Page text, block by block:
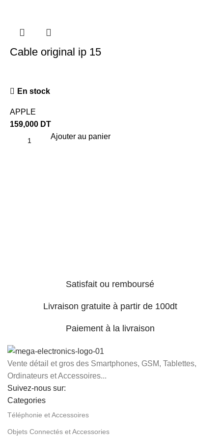
Cable original ip 15
En stock
APPLE
159,000 DT
Ajouter au panier
Satisfait ou remboursé
Livraison gratuite à partir de 100dt
Paiement à la livraison
Vente détail et gros des Smartphones, GSM, Tablettes,
Ordinateurs et Accessoires...
Suivez-nous sur:
Categories
Téléphonie et Accessoires
Objets Connectés et Accessories